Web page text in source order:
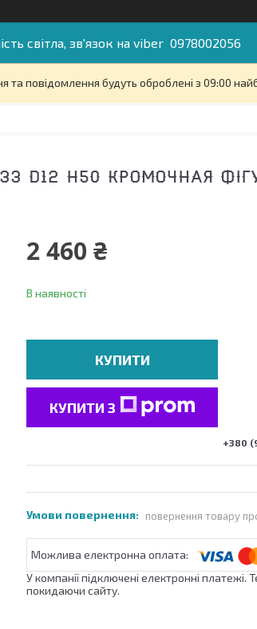
світла, зв'язок на viber 0978002056
та повідомлення будуть оброблені з 09:00
D12 H50 КРОМОЧНАЯ
2 460 ₴
В наявності
КУПИТИ
КУПИТИ З
+380
повернення товару
У компанії підключені електронні
покидаючи сайту.